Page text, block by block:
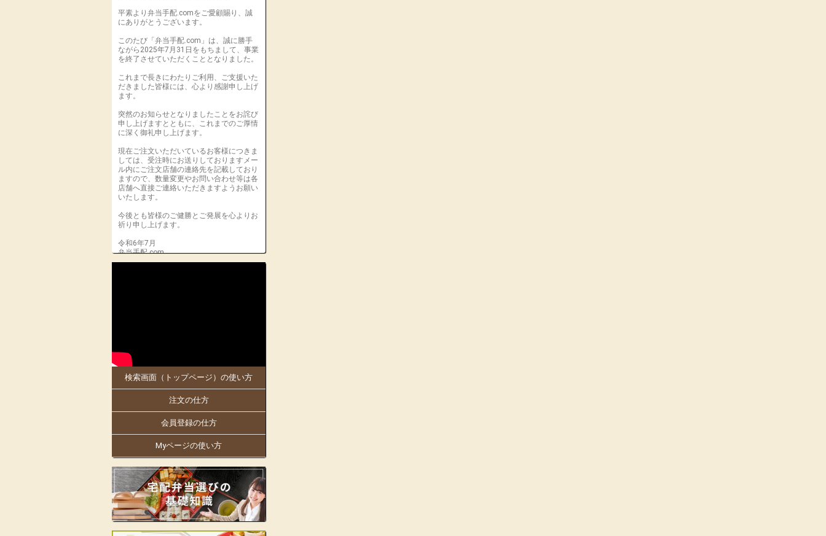
平素より弁当手配.comをご愛顧賜り、誠
にありがとうございます。
このたび「弁当手配.com」は、誠に勝手
ながら2025年7月31日をもちまして、事業
を終了させていただくこととなりました。
これまで長きにわたりご利用、ご支援いた
だきました皆様には、心より感謝申し上げ
ます。
突然のお知らせとなりましたことをお詫び
申し上げますとともに、これまでのご厚情
に深く御礼申し上げます。
現在ご注文いただいているお客様につきま
しては、受注時にお送りしておりますメー
ル内にご注文店舗の連絡先を記載しており
ますので、数量変更やお問い合わせ等は各
店舗へ直接ご連絡いただきますようお願い
いたします。
今後とも皆様のご健勝とご発展を心よりお
祈り申し上げます。
令和6年7月
弁当手配.com
伝統の味を大阪・京都でもお楽しみくださ
い。
大阪万博にも出店中!人気商品の「まねき
のえきそば」の出汁を隠し味に使ったり
と、「お料理のまねき」でしかできない味
め込んでおります。
姫路駅の駅弁をはじめ、地域の仕出しやロ
ケ弁、様々なお集りのお弁当などを手掛け
ています。
ある老舗の味をお楽しみいただけます。
見た目も美しく楽しいお弁当をご提供し、
皆様の会合に彩りをお届けします。
店舗詳細ページはこちらから!
検索画面（トップページ）の使い方
注文の仕方
会員登録の仕方
Myページの使い方